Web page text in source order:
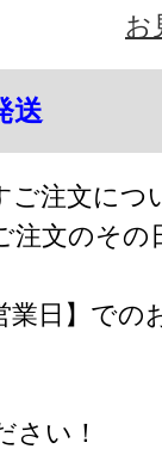
お
送
注文につ
注文のそ
業日】での
さい！